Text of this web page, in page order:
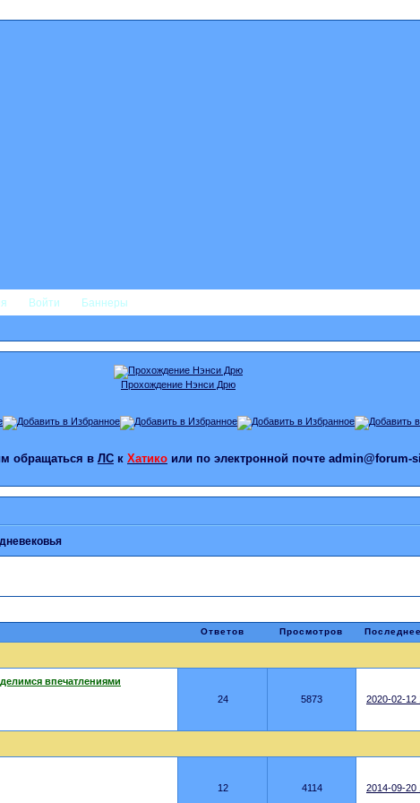
Войти Баннеры
Прохождение Нэнси Дрю
обращаться в ЛС к Хатико или по электронной почте admin@forum-
Ответов Просмотров
впечатлениями
24 5873 2020-02-12
12
4114 2014-09-20